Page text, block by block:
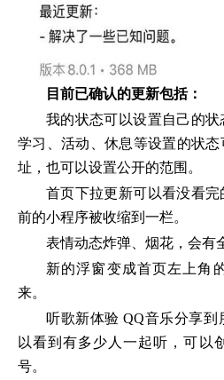
目前已确认的更新包括：
我的状态可以设置自己的
学习、活动、休息等设置的状
址，也可以设置公开的范围。
首页下拉更新可以看没看
前的小程序被收缩到一栏。
表情动态炸弹、烟花，会有
新的浮窗变成首页左上角
来。
听歌新体验 QQ音乐分享
以看到有多少人一起听，可以
号。